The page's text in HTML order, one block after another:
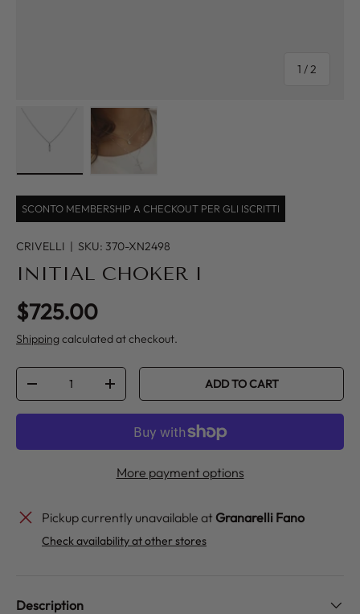
1 / of
2
SCONTO MEMBERSHIP A CHECKOUT PER GLI ISCRITTI
CRIVELLI | SKU: 370-XN2498
INITIAL CHOKER I
Regular price
$725.00
Shipping calculated at checkout.
Qty
DECREASE QUANTITYINCREASE QUANTITYADD TO CART
More payment options
Pickup currently unavailable at Granarelli Fano
Check availability at other stores
Description